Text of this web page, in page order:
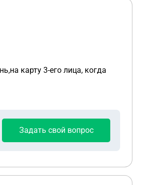
карту 3-его лица, когда
Задать свой вопрос